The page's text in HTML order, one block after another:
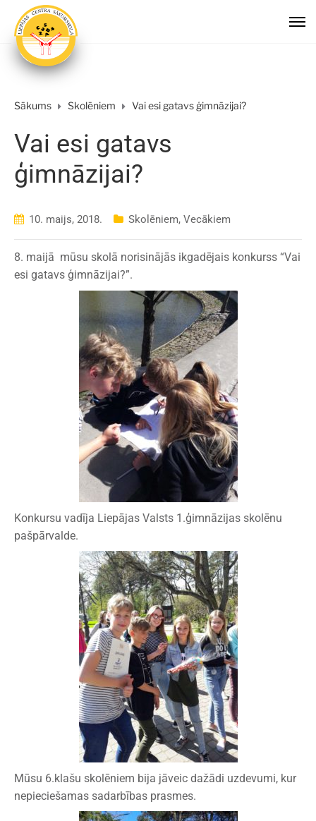
Sākums Skolēniem Vai esi gatavs ģimnāzijai?
Vai esi gatavs
ģimnāzijai?
10. maijs, 2018. Skolēniem, Vecākiem
8. maijā mūsu skolā norisinājās ikgadējais konkurss “Vai
esi gatavs ģimnāzijai?”.
Konkursu vadīja Liepājas Valsts 1.ģimnāzijas skolēnu
pašpārvalde.
Mūsu 6.klašu skolēniem bija jāveic dažādi uzdevumi, kur
nepieciešamas sadarbības prasmes.